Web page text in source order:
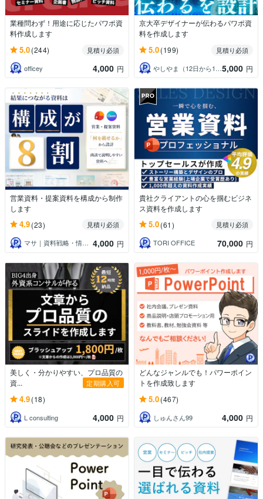
業種問わず！用途に応じたパワポ資
料作成します
5.0(244)
見積り必須
officey
4,000 円
京大卒デザイナーが伝わるパワポ資
料を作成します
5.0(199)
見積り必須
やしやま（12日から16日まで夏季休業） 5,000 円
営業資料・提案資料を構成から制作
します
4.9(23)
見積り必須
マサ｜資料戦略・情報設計パートナー 4,000 円
貴社クライアントの心を掴むビジネ
ス資料を作成します
5.0(61)
見積り必須
TORI OFFICE
70,000 円
美しく・分かりやすい、プロ品質の
資...
定期購入可
4.9(18)
L consulting 4,000 円
どんなジャンルでも！パワーポイン
トを作成致します
5.0(467)
しゅんさん99 4,000 円